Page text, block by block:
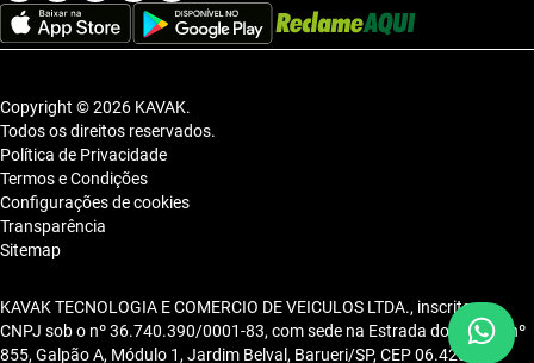
Copyright © 2026 KAVAK.
Todos os direitos reservados.
Política de Privacidade
Termos e Condições
Configurações de cookies
Transparência
Sitemap
KAVAK TECNOLOGIA E COMERCIO DE VEICULOS LTDA., inscrita no
CNPJ sob o nº 36.740.390/0001-83, com sede na Estrada dos Alpes, nº
855, Galpão A, Módulo 1, Jardim Belval, Barueri/SP, CEP 06.423-080